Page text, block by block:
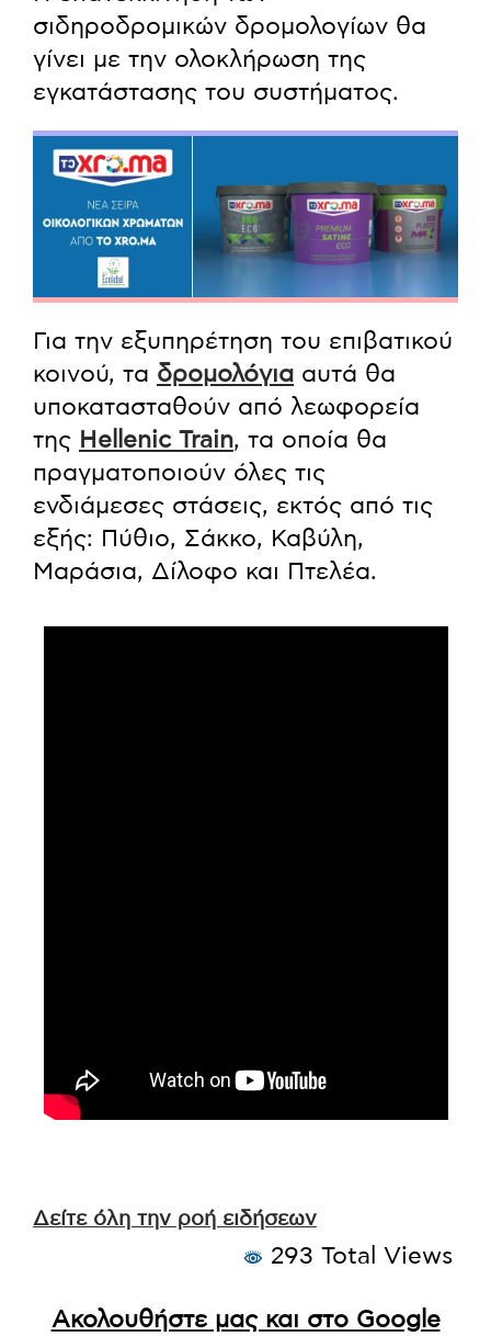
σιδηροδρομικών δρομολογίων θα
γίνει με την ολοκλήρωση της
εγκατάστασης του συστήματος.
Για την εξυπηρέτηση του επιβατικού
κοινού, τα δρομολόγια αυτά θα
υποκατασταθούν από λεωφορεία
της Hellenic Train, τα οποία θα
πραγματοποιούν όλες τις
ενδιάμεσες στάσεις, εκτός από τις
εξής: Πύθιο, Σάκκο, Καβύλη,
Μαράσια, Δίλοφο και Πτελέα.
Δείτε όλη την ροή ειδήσεων
293 Total Views
Ακολουθήστε μας και στο Google